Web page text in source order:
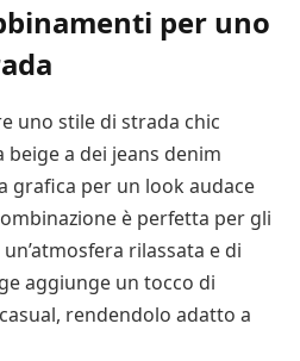
per uno
uno stile di strada chic
a dei jeans denim
grafica per un look audace
è perfetta per gli
rilassata e di
aggiunge un tocco di
rendendolo adatto a